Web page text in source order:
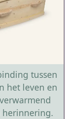
tussen
het leven en
herinnering.